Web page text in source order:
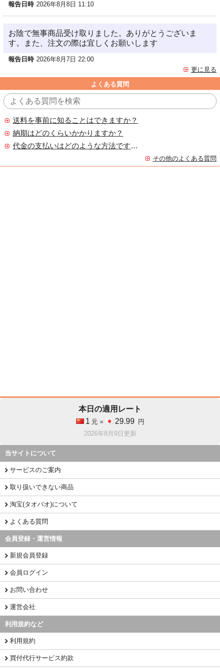
報告日時 2026年8月8日 11:10
お陰で無事商品受け取りました。ありがとうございま
す。また、注文の際は宜しくお願いします
報告日時 2026年8月7日 22:00
更に見る
よくある質問
送料を事前に知ることはできますか？
納期はどのくらいかかりますか？
代金の支払いはどのような方法ですか？
その他のよくある質問
本日の適用レート
1 元 = 29.99
円
2026年8月9日更新
当サイトについて
サービスのご案内
取り扱いできない商品
淘宝(タオバオ)について
よくある質問
会員登録・運営情報
新規会員登録
会員ログイン
お問い合わせ
運営会社
利用規約など
利用規約
買付代行サービス約款